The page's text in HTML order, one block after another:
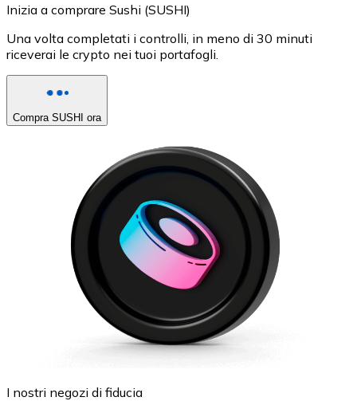
Inizia a comprare Sushi (SUSHI)
Una volta completati i controlli, in meno di 30 minuti
riceverai le crypto nei tuoi portafogli.
Compra SUSHI ora
I nostri negozi di fiducia